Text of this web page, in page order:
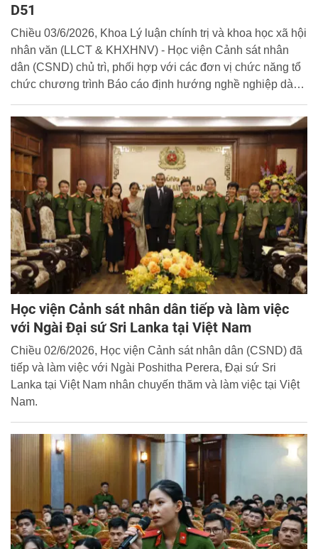
D51
Chiều 03/6/2026, Khoa Lý luận chính trị và khoa học xã hội
nhân văn (LLCT & KHXHNV) - Học viện Cảnh sát nhân
dân (CSND) chủ trì, phối hợp với các đơn vị chức năng tổ
chức chương trình Báo cáo định hướng nghề nghiệp dành
XIV của Đảng về chủ nghĩa xã hội và con đường đi lên chủ
nghĩa xã hội ở Việt Nam”.
Học viện Cảnh sát nhân dân tiếp và làm việc
với Ngài Đại sứ Sri Lanka tại Việt Nam
Chiều 02/6/2026, Học viện Cảnh sát nhân dân (CSND) đã
tiếp và làm việc với Ngài Poshitha Perera, Đại sứ Sri
Lanka tại Việt Nam nhân chuyến thăm và làm việc tại Việt
Nam.